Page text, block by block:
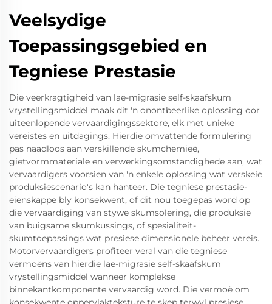
Veelsydige
Toepassingsgebied en
Tegniese Prestasie
Die veerkragtigheid van lae-migrasie self-skaafskum
vrystellingsmiddel maak dit 'n onontbeerlike oplossing oor
uiteenlopende vervaardigingssektore, elk met unieke
vereistes en uitdagings. Hierdie omvattende formulering
pas naadloos aan verskillende skumchemieë,
gietvormmateriale en verwerkingsomstandighede aan, wat
vervaardigers voorsien van 'n enkele oplossing wat verskeie
produksiescenario's kan hanteer. Die tegniese prestasie-
eienskappe bly konsekwent, of dit nou toegepas word op
die vervaardiging van stywe skumsolering, die produksie
van buigsame skumkussings, of spesialiteit-
skumtoepassings wat presiese dimensionele beheer vereis.
Motorvervaardigers profiteer veral van die tegniese
vermoëns van hierdie lae-migrasie self-skaafskum
vrystellingsmiddel wanneer komplekse
binnekantkomponente vervaardig word. Die vermoë om